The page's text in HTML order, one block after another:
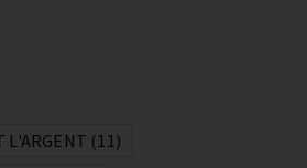
L'ARGENT (11)